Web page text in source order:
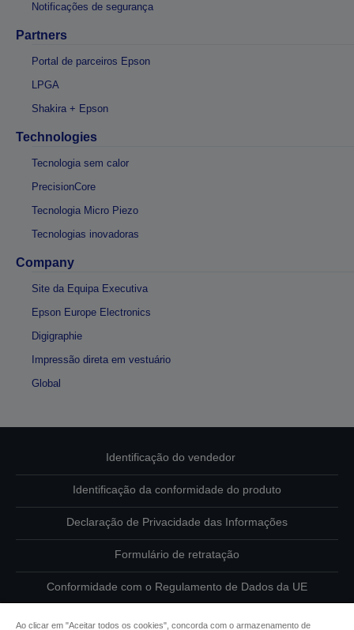
Notificações de segurança
Partners
Portal de parceiros Epson
LPGA
Shakira + Epson
Technologies
Tecnologia sem calor
PrecisionCore
Tecnologia Micro Piezo
Tecnologias inovadoras
Company
Site da Equipa Executiva
Epson Europe Electronics
Digigraphie
Impressão direta em vestuário
Global
Identificação do vendedor
Identificação da conformidade do produto
Declaração de Privacidade das Informações
Formulário de retratação
Conformidade com o Regulamento de Dados da UE
Ao clicar em "Aceitar todos os cookies", concorda com o armazenamento de